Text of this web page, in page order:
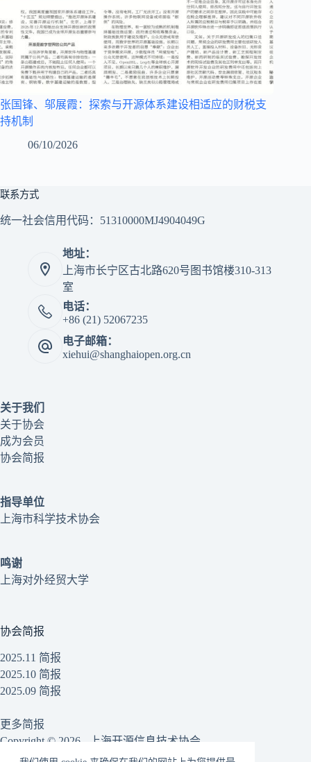
张国锋、邬展霞：探索与开源体系建设相适应的财税支
持机制
06/10/2026
联系方式
统一社会信用代码：51310000MJ4904049G
地址：
上海市长宁区古北路620号图书馆楼310-313
室
电话：
+86 (21) 52067235
电子邮箱：
xiehui@shanghaiopen.org.cn
关于我们
关于协会
成为会员
协会简报
指导单位
上海市科学技术协会
鸣谢
上海对外经贸大学
协会简报
2025.11 简报
2025.10 简报
2025.09 简报
更多简报
Copyright © 2026 - 上海开源信息技术协会